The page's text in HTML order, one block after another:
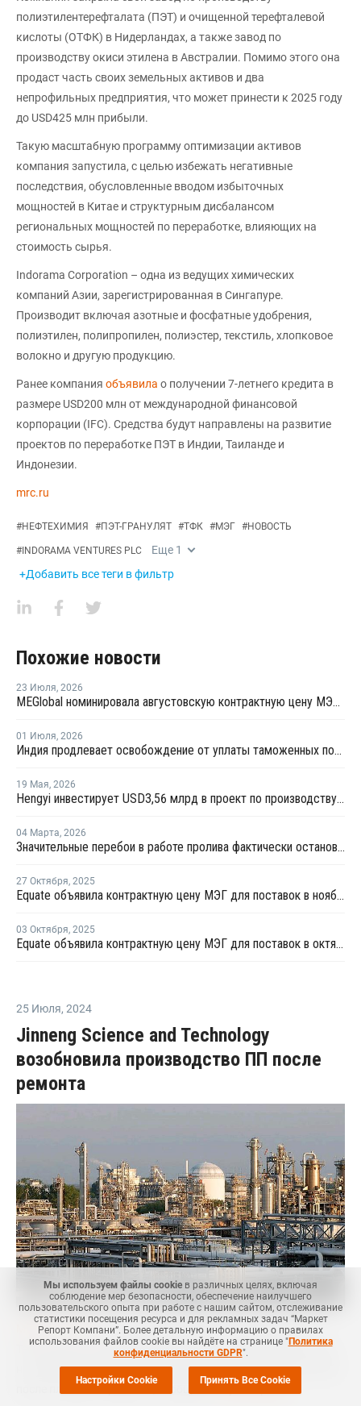
полиэтилентерефталата (ПЭТ) и очищенной терефталевой
кислоты (ОТФК) в Нидерландах, а также завод по
производству окиси этилена в Австралии. Помимо этого она
продаст часть своих земельных активов и два
непрофильных предприятия, что может принести к 2025 году
до USD425 млн прибыли.
Такую масштабную программу оптимизации активов
компания запустила, с целью избежать негативные
последствия, обусловленные вводом избыточных
мощностей в Китае и структурным дисбалансом
региональных мощностей по переработке, влияющих на
стоимость сырья.
Indorama Corporation – одна из ведущих химических
компаний Азии, зарегистрированная в Сингапуре.
Производит включая азотные и фосфатные удобрения,
полиэтилен, полипропилен, полиэстер, текстиль, хлопковое
волокно и другую продукцию.
Ранее компания объявила о получении 7-летнего кредита в
размере USD200 млн от международной финансовой
корпорации (IFC). Средства будут направлены на развитие
проектов по переработке ПЭТ в Индии, Таиланде и
Индонезии.
mrc.ru
#НЕФТЕХИМИЯ #ПЭТ-ГРАНУЛЯТ #ТФК #МЭГ #НОВОСТЬ
#INDORAMA VENTURES PLC Еще 1
+Добавить все теги в фильтр
Похожие новости
23 Июля, 2026
MEGlobal номинировала августовскую контрактную цену МЭГ для Азии
01 Июля, 2026
Индия продлевает освобождение от уплаты таможенных пошлин на импорт нефтехимии на фоне конфликта на Ближнем Востоке
19 Мая, 2026
Hengyi инвестирует USD3,56 млрд в проект по производству МЭГ из угля в Китае
04 Марта, 2026
Значительные перебои в работе пролива фактически остановят производство МЭГ в Персидском заливе
27 Октября, 2025
Equate объявила контрактную цену МЭГ для поставок в ноябре
03 Октября, 2025
Equate объявила контрактную цену МЭГ для поставок в октябре
25 Июля, 2024
Jinneng Science and Technology
возобновила производство ПП после
ремонта
Маркет Репорт-- Китайская компания Jinneng Science &
Technology возобновила производство полипропилена (ПП)
на линии №3 в Циндао (Qingdao, провинция Шаньдун, Китай)
после планового ремонта, сообщает
Мы используем файлы cookie в различных целях, включая
соблюдение мер безопасности, обеспечение наилучшего
пользовательского опыта при работе с нашим сайтом, отслеживание
статистики посещения ресурса и для рекламных задач “Маркет
Репорт Компани”. Более детальную информацию о правилах
использования файлов cookie вы найдёте на странице "Политика
конфиденциальности GDPR".
Настройки Cookie Принять Все Cookie